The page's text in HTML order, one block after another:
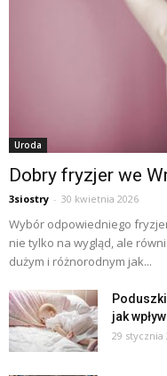
Uroda
Dobry fryzjer we
3siostry - 30 kwietnia 2026
Wybór odpowiedniego
nie tylko na wygląd, ale
dużym i różnorodnym jak...
jak
29 stycznia